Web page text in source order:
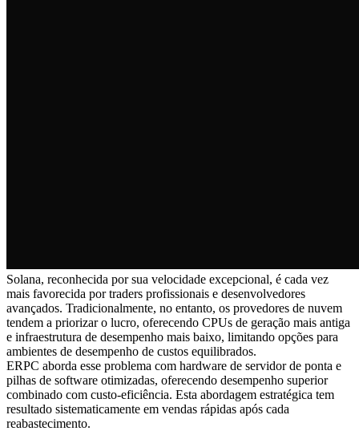
Solana, reconhecida por sua velocidade excepcional, é cada vez
mais favorecida por traders profissionais e desenvolvedores
avançados. Tradicionalmente, no entanto, os provedores de nuvem
tendem a priorizar o lucro, oferecendo CPUs de geração mais antiga
e infraestrutura de desempenho mais baixo, limitando opções para
ambientes de desempenho de custos equilibrados.
ERPC aborda esse problema com hardware de servidor de ponta e
pilhas de software otimizadas, oferecendo desempenho superior
combinado com custo-eficiência. Esta abordagem estratégica tem
resultado sistematicamente em vendas rápidas após cada
reabastecimento.